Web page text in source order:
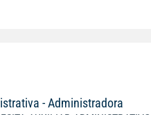
- Administradora